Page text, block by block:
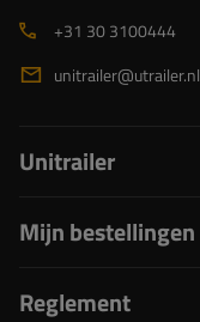
+31 30 3100444
unitrailer@utrailer.nl
Unitrailer
Mijn bestellingen
Reglement